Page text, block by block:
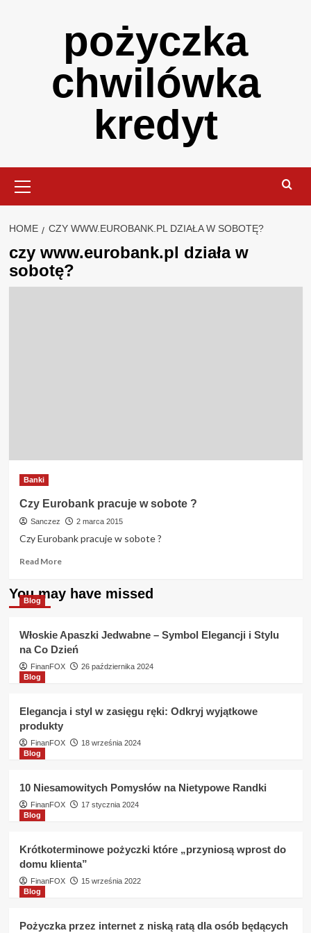
pożyczka
chwilówka
kredyt
Menu
HOME CZY WWW.EUROBANK.PL DZIAŁA W SOBOTĘ?
czy www.eurobank.pl działa w
sobotę?
Banki
Czy Eurobank pracuje w sobote ?
Sanczez 2 marca 2015
Czy Eurobank pracuje w sobote ?
Read MoreRead
about
Czy
w
sobote
?
You may have missed
Blog
Włoskie Apaszki Jedwabne – Symbol Elegancji i Stylu
na Co Dzień
FinanFOX
26 października 2024
Blog
Elegancja i styl w zasięgu ręki: Odkryj wyjątkowe
produkty
FinanFOX
18 września 2024
Blog
10 Niesamowitych Pomysłów na Nietypowe Randki
FinanFOX
17 stycznia 2024
Blog
Krótkoterminowe pożyczki które „przyniosą wprost do
domu klienta”
FinanFOX
15 września 2022
Blog
Pożyczka przez internet z niską ratą dla osób będących